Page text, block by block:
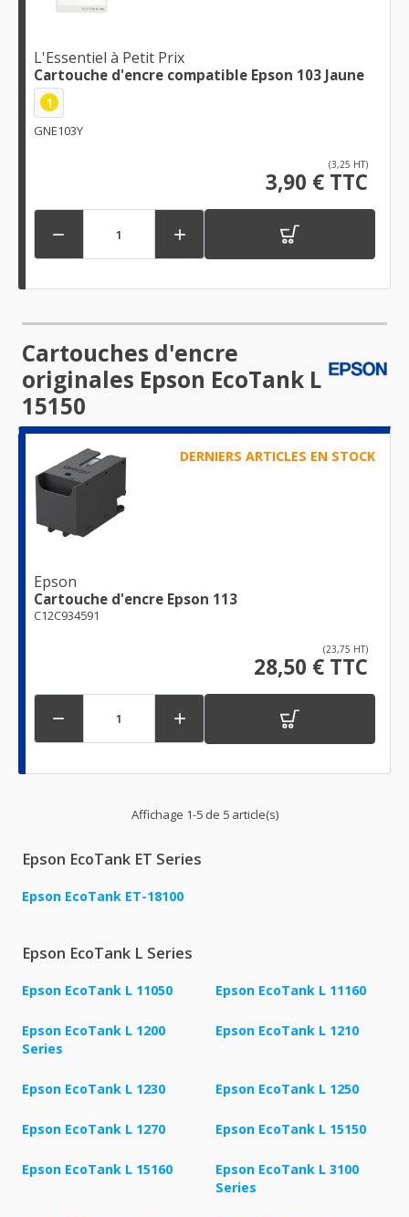
L'Essentiel à Petit Prix
Cartouche d'encre compatible Epson 103 Jaune
1
GNE103Y
(3,25 HT)
3,90 € TTC
 
Cartouches d'encre
originales Epson EcoTank L
15150
DERNIERS ARTICLES EN STOCK
Epson
Cartouche d'encre Epson 113
C12C934591
(23,75 HT)
28,50 € TTC
 
Affichage 1-5 de 5 article(s)
Epson EcoTank ET Series
Epson EcoTank ET-18100
Epson EcoTank L Series
Epson EcoTank L 11050 Epson EcoTank L 11160
Epson EcoTank L 1200
Series
Epson EcoTank L 1210
Epson EcoTank L 1230 Epson EcoTank L 1250
Epson EcoTank L 1270 Epson EcoTank L 15150
Epson EcoTank L 15160
Epson EcoTank L 3100
Series